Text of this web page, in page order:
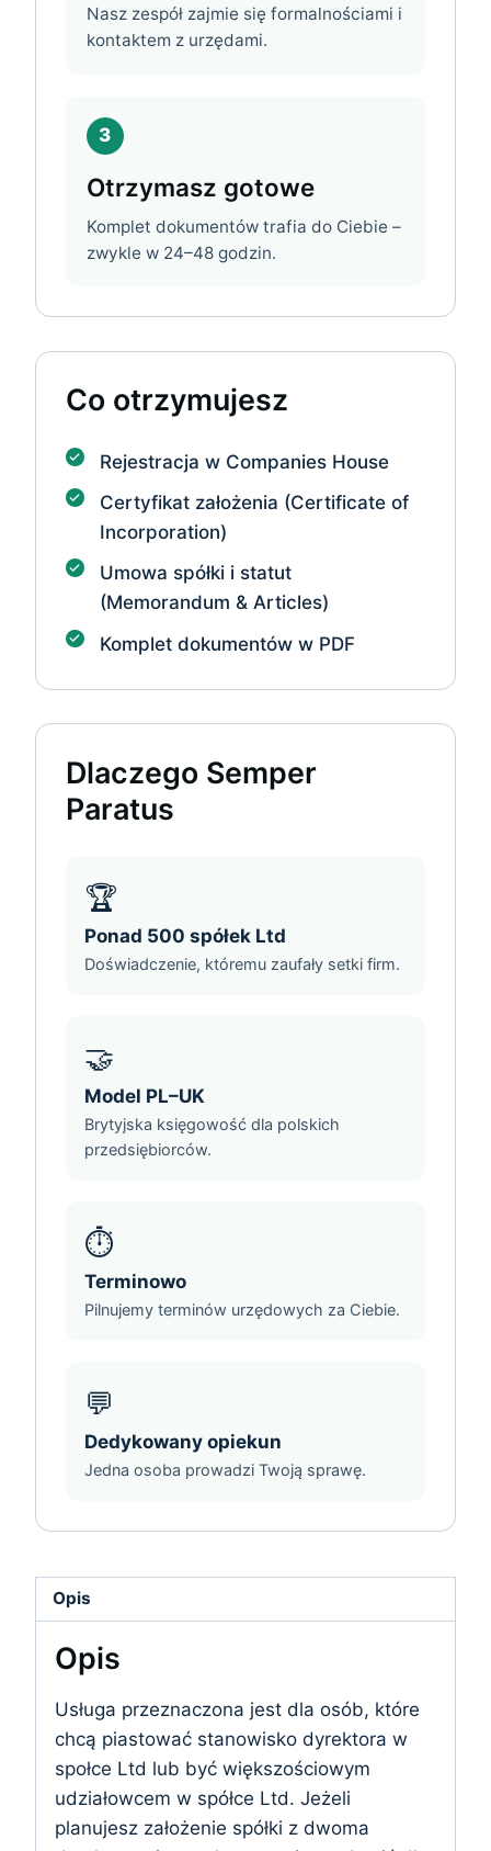
Nasz zespół zajmie się formalnościami i
kontaktem z urzędami.
3
Otrzymasz gotowe
Komplet dokumentów trafia do Ciebie –
zwykle w 24–48 godzin.
Co otrzymujesz
Rejestracja w Companies House
Certyfikat założenia (Certificate of
Incorporation)
Umowa spółki i statut
(Memorandum & Articles)
Komplet dokumentów w PDF
Dlaczego Semper
Paratus
🏆
Ponad 500 spółek Ltd
Doświadczenie, któremu zaufały setki firm.
🤝
Model PL–UK
Brytyjska księgowość dla polskich
przedsiębiorców.
⏱️
Terminowo
Pilnujemy terminów urzędowych za Ciebie.
💬
Dedykowany opiekun
Jedna osoba prowadzi Twoją sprawę.
Opis
Opis
Usługa przeznaczona jest dla osób, które
chcą piastować stanowisko dyrektora w
społce Ltd lub być większościowym
udziałowcem w spółce Ltd. Jeżeli
planujesz założenie spółki z dwoma